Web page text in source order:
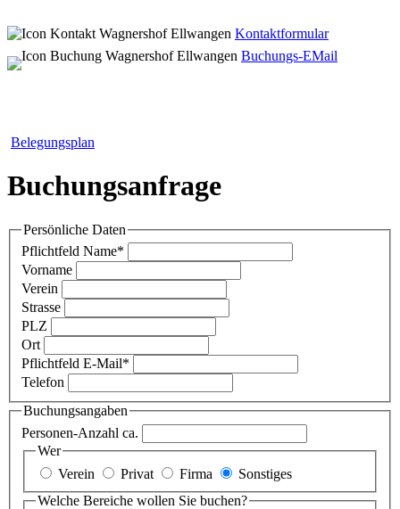
Kontaktformular
Buchungs-EMail
Belegungsplan
Buchungsanfrage
Persönliche Daten
Pflichtfeld Name*
Vorname
Verein
Strasse
PLZ
Ort
Pflichtfeld E-Mail*
Telefon
Buchungsangaben
Personen-Anzahl ca.
Wer
Verein
Privat Firma
Sonstiges
Welche Bereiche wollen Sie buchen?